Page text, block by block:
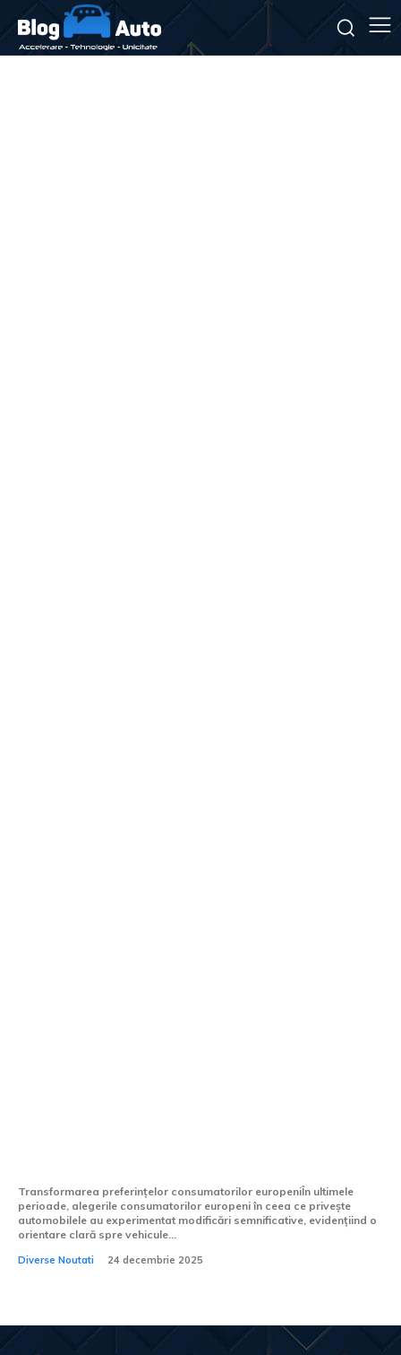
Transformarea preferințelor consumatorilor europeniÎn ultimele
perioade, alegerile consumatorilor europeni în ceea ce privește
automobilele au experimentat modificări semnificative, evidențiind o
orientare clară spre vehicule...
Diverse Noutati 24 decembrie 2025